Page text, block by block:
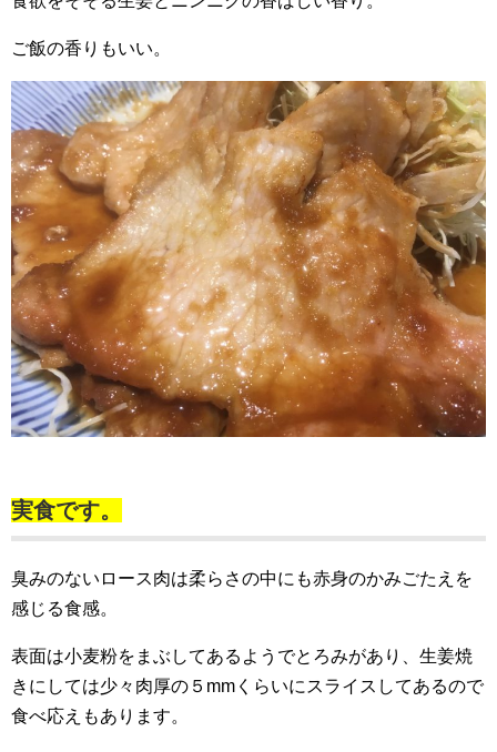
ご飯の香りもいい。
実食です。
臭みのないロース肉は柔らさの中にも赤身のかみごたえを
感じる食感。
表面は小麦粉をまぶしてあるようでとろみがあり、生姜焼
きにしては少々肉厚の５mmくらいにスライスしてあるので
食べ応えもあります。